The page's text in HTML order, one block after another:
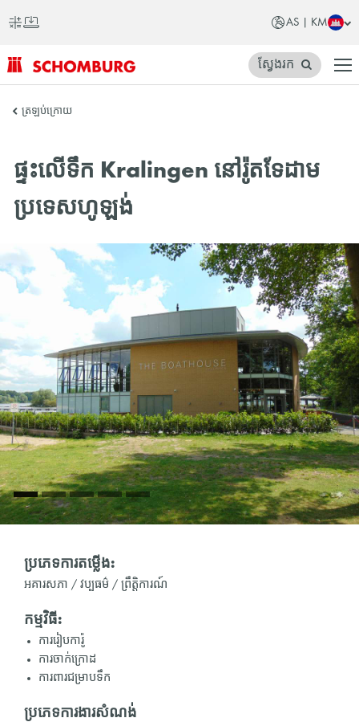
AS | KM
SCHOMBURG
ស្វែងរក
ត្រឡប់ក្រោយ
ផ្ទះលើទឹក Kralingen នៅរ៉ូតទែដាម
ប្រទេសហូឡង់
ប្រភេទការតម្លើង:
អគារសភា / វប្បធម៌ / ព្រឹត្តិការណ៍
កម្មវិធី:
ការរៀបការ៉ូ
ការចាក់ក្រោដ
ការពារជម្រាបទឹក
ប្រភេទការងារសំណង់